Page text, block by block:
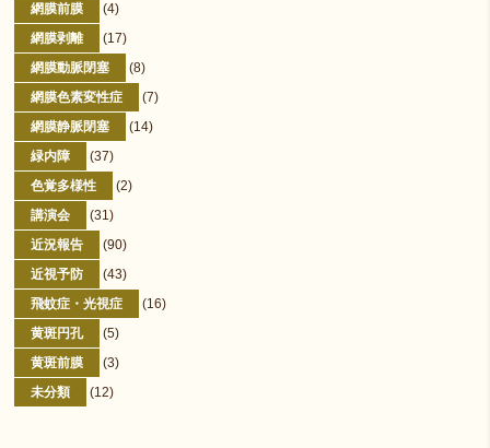
網膜前膜
(4)
網膜剥離
(17)
網膜動脈閉塞
(8)
網膜色素変性症
(7)
網膜静脈閉塞
(14)
緑内障
(37)
色覚多様性
(2)
講演会
(31)
近況報告
(90)
近視予防
(43)
飛蚊症・光視症
(16)
黄斑円孔
(5)
黄斑前膜
(3)
未分類
(12)